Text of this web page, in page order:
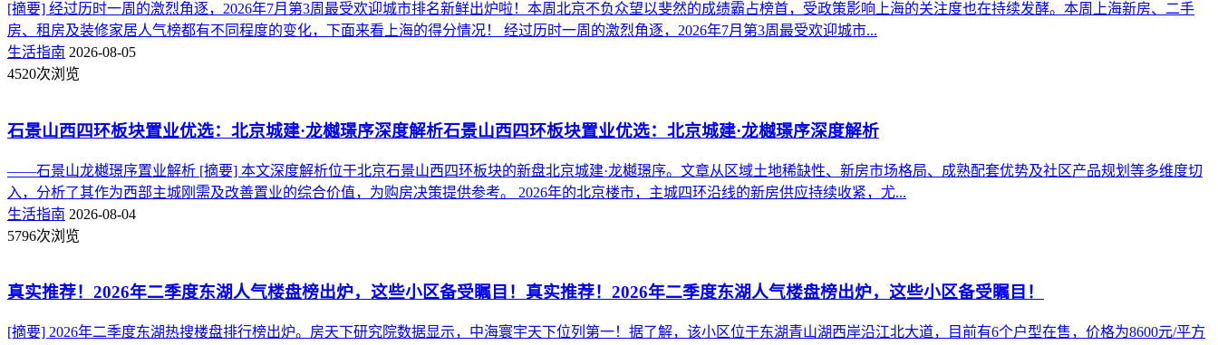
[摘要] 经过历时一周的激烈角逐，2026年7月第3周最受欢迎城市排名新鲜出炉啦！本周北京不负众望以斐然的成绩霸占榜首，受政策影响上海的关注度也在持续发酵。本周上海新房、二手
房、租房及装修家居人气榜都有不同程度的变化，下面来看上海的得分情况！ 经过历时一周的激烈角逐，2026年7月第3周最受欢迎城市...
生活指南 2026-08-05
4520次浏览
石景山西四环板块置业优选：北京城建·龙樾璟序深度解析石景山西四环板块置业优选：北京城建·龙樾璟序深度解析
——石景山龙樾璟序置业解析 [摘要] 本文深度解析位于北京石景山西四环板块的新盘北京城建·龙樾璟序。文章从区域土地稀缺性、新房市场格局、成熟配套优势及社区产品规划等多维度切
入，分析了其作为西部主城刚需及改善置业的综合价值，为购房决策提供参考。 2026年的北京楼市，主城四环沿线的新房供应持续收紧，尤...
生活指南 2026-08-04
5796次浏览
真实推荐！2026年二季度东湖人气楼盘榜出炉，这些小区备受瞩目！真实推荐！2026年二季度东湖人气楼盘榜出炉，这些小区备受瞩目！
[摘要] 2026年二季度东湖热搜楼盘排行榜出炉。房天下研究院数据显示，中海寰宇天下位列第一！据了解，该小区位于东湖青山湖西岸沿江北大道，目前有6个户型在售，价格为8600元/平方